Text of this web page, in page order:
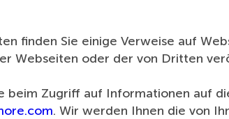
finden Sie einige Verweise auf
Webseiten oder der von Dritten
beim Zugriff auf Informationen auf
. Wir werden Ihnen die von